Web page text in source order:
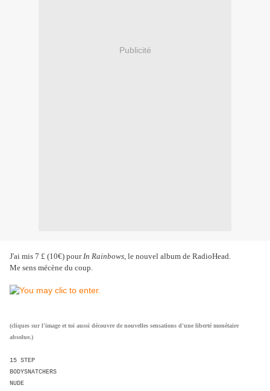
Publicité
J'ai mis 7 £ (10€) pourIn Rainbows, le nouvel album de RadioHead.
Me sens mécène du coup.
(cliques sur l'image et toi aussi découvre de nouvelles sensations d'une liberté monétaire
absolue.)
15 STEP
BODYSNATCHERS
NUDE